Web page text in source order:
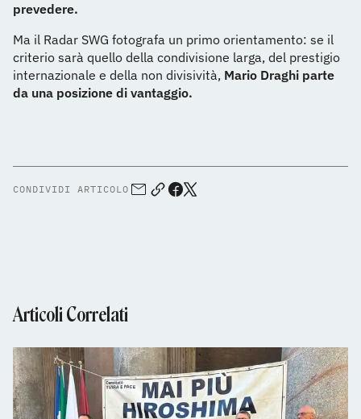
prevedere.
Ma il Radar SWG fotografa un primo orientamento: se il
criterio sarà quello della condivisione larga, del prestigio
internazionale e della non divisività, Mario Draghi parte
da una posizione di vantaggio.
CONDIVIDI ARTICOLO
Articoli Correlati